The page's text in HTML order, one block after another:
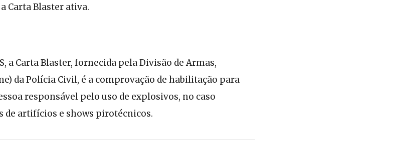
Carta Blaster ativa.
a Carta Blaster, fornecida pela Divisão de Armas,
da Polícia Civil, é a comprovação de habilitação para
responsável pelo uso de explosivos, no caso
de artifícios e shows pirotécnicos.